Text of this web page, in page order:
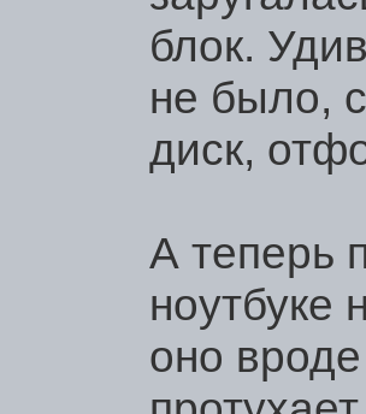
блок.
не было,
диск,
А теперь
ноутбуке
оно